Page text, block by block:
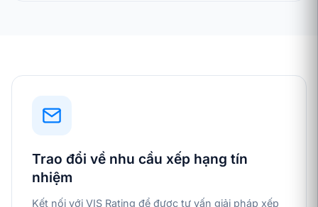
Trao đổi về nhu cầu xếp hạng tín
nhiệm
Kết nối với VIS Rating để được tư vấn giải pháp xếp